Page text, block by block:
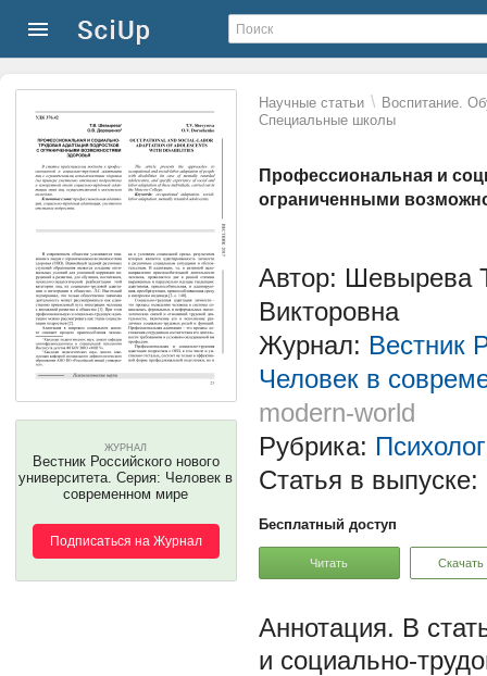
Научные статьи \ Воспитание.
Специальные школы
Профессиональная и
ограниченными
ЖУРНАЛ
Вестник Российского нового
университета. Серия: Человек в
современном мире
Подписаться на Журнал
Автор: Шевырева
Викторовна
Журнал: Вестник
Человек в
modern-world
Рубрика:
Статья в выпуске:
Бесплатный доступ
Читать Скачать
В
и социально-